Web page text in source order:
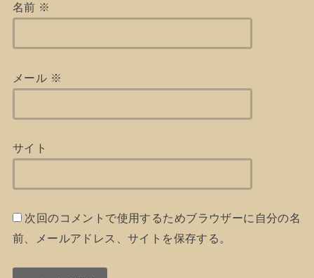
名前 ※
メール ※
サイト
次回のコメントで使用するためブラウザーに自分の名
前、メールアドレス、サイトを保存する。